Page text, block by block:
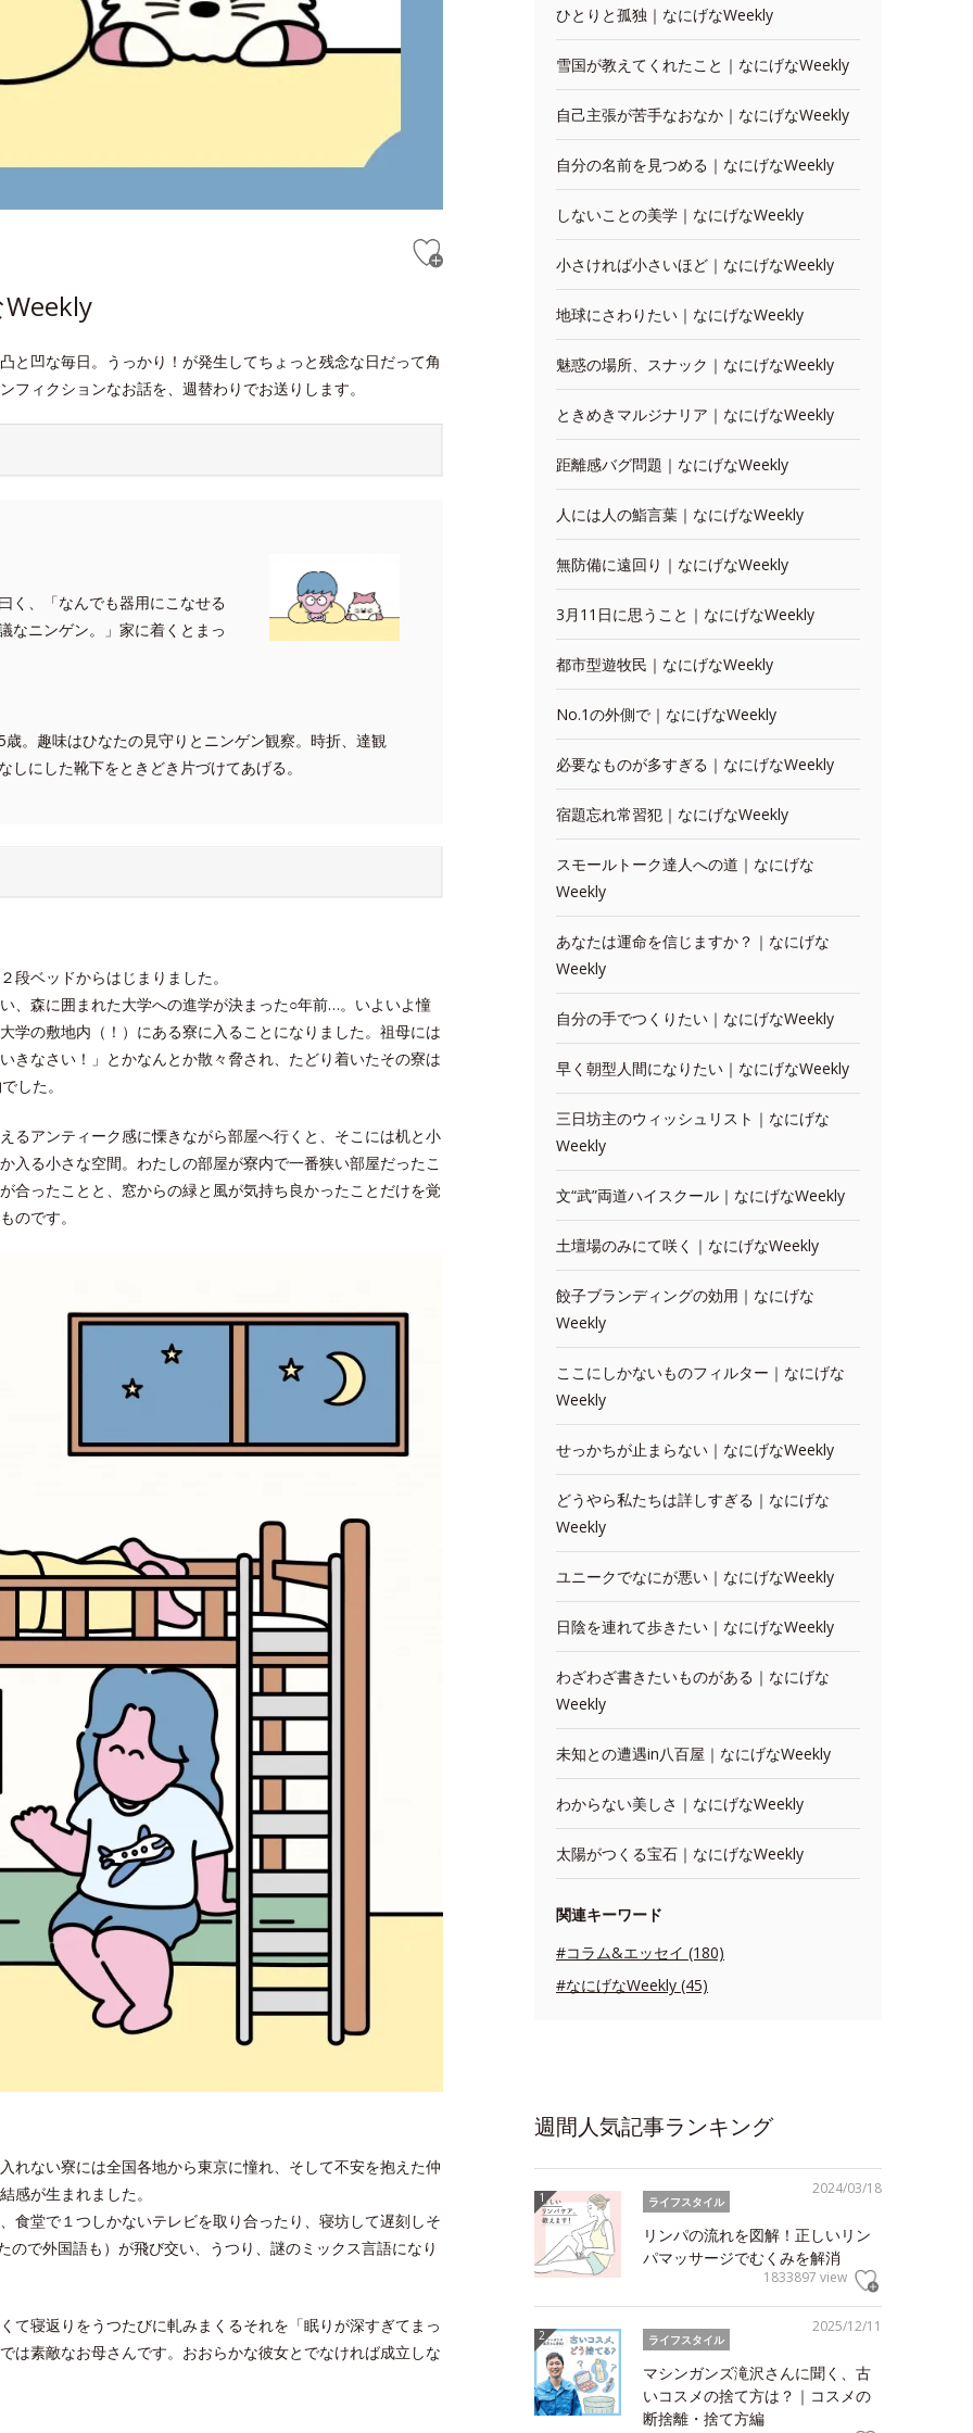
と凹な毎日。うっかり！が発生してちょっと残念な日だって角
ィクションなお話を、週替わりでお送りします。
く、「なんでも器用にこなせる
なニンゲン。」家に着くとまっ
。趣味はひなたの見守りとニンゲン観察。時折、達観
にした靴下をときどき片づけてあげる。
段ベッドからはじまりました。
、森に囲まれた大学への進学が決まった○年前…。いよいよ憧
学の敷地内（！）にある寮に入ることになりました。祖母には
きなさい！」とかなんとか散々脅され、たどり着いたその寮は
した。
るアンティーク感に慄きながら部屋へ行くと、そこには机と小
入る小さな空間。わたしの部屋が寮内で一番狭い部屋だったこ
合ったことと、窓からの緑と風が気持ち良かったことだけを覚
のです。
れない寮には全国各地から東京に憧れ、そして不安を抱えた仲
感が生まれました。
食堂で１つしかないテレビを取り合ったり、寝坊して遅刻しそ
で外国語も）が飛び交い、うつり、謎のミックス言語になり
て寝返りをうつたびに軋みまくるそれを「眠りが深すぎてまっ
は素敵なお母さんです。おおらかな彼女とでなければ成立しな
ひとりと孤独｜なにげなWeekly
雪国が教えてくれたこと｜なにげなWeekly
自己主張が苦手なおなか｜なにげなWeekly
自分の名前を見つめる｜なにげなWeekly
しないことの美学｜なにげなWeekly
小さければ小さいほど｜なにげなWeekly
地球にさわりたい｜なにげなWeekly
魅惑の場所、スナック｜なにげなWeekly
ときめきマルジナリア｜なにげなWeekly
距離感バグ問題｜なにげなWeekly
人には人の鮨言葉｜なにげなWeekly
無防備に遠回り｜なにげなWeekly
3月11日に思うこと｜なにげなWeekly
都市型遊牧民｜なにげなWeekly
No.1の外側で｜なにげなWeekly
必要なものが多すぎる｜なにげなWeekly
宿題忘れ常習犯｜なにげなWeekly
スモールトーク達人への道｜なにげな
Weekly
あなたは運命を信じますか？｜なにげな
Weekly
自分の手でつくりたい｜なにげなWeekly
早く朝型人間になりたい｜なにげなWeekly
三日坊主のウィッシュリスト｜なにげな
Weekly
文“武”両道ハイスクール｜なにげなWeekly
土壇場のみにて咲く｜なにげなWeekly
餃子ブランディングの効用｜なにげな
Weekly
ここにしかないものフィルター｜なにげな
Weekly
せっかちが止まらない｜なにげなWeekly
どうやら私たちは詳しすぎる｜なにげな
Weekly
ユニークでなにが悪い｜なにげなWeekly
日陰を連れて歩きたい｜なにげなWeekly
わざわざ書きたいものがある｜なにげな
Weekly
未知との遭遇in八百屋｜なにげなWeekly
わからない美しさ｜なにげなWeekly
太陽がつくる宝石｜なにげなWeekly
関連キーワード
#コラム&エッセイ (180)
#なにげなWeekly (45)
週間人気記事ランキング
2024/03/18
ライフスタイル
リンパの流れを図解！正しいリン
パマッサージでむくみを解消
1833897 view
2025/12/11
ライフスタイル
マシンガンズ滝沢さんに聞く、古
いコスメの捨て方は？｜コスメの
断捨離・捨て方編